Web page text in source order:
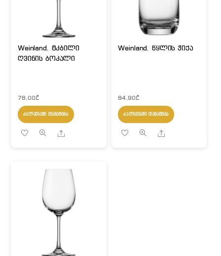
Weinland. ტკბილი
ღვინის ბოკალი
78,00₾
ᲙᲐᲚᲐᲗᲐᲨᲘ ᲓᲐᲛᲐᲢᲔᲑᲐ
Share
Weinland. წყლის ჭიქა
84,90₾
ᲙᲐᲚᲐᲗᲐᲨᲘ ᲓᲐᲛᲐᲢᲔᲑᲐ
Share